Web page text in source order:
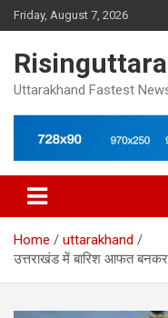
Skip
to
Friday, August 7, 2026
Uttarakhand Fastest
Home
uttarakhand
उत्तराखंड में बारिश आफत बनकर